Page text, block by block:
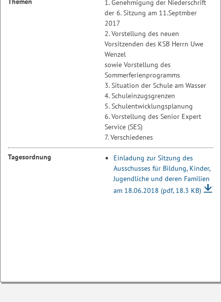
1. Genehmigung der Niederschrift
der 6. Sitzung am 11.Septmber
2017
2. Vorstellung des neuen
Vorsitzenden des KSB Herrn Uwe
Wenzel
sowie Vorstellung des
Sommerferienprogramms
3. Situation der Schule am Wasser
4. Schuleinzugsgrenzen
5. Schulentwicklungsplanung
6. Vorstellung des Senior Expert
Service (SES)
7. Verschiedenes
Tagesordnung
Einladung zur Sitzung des
Ausschusses für Bildung, Kinder,
Jugendliche und deren Familien
am 18.06.2018 (pdf, 18.3 KB)